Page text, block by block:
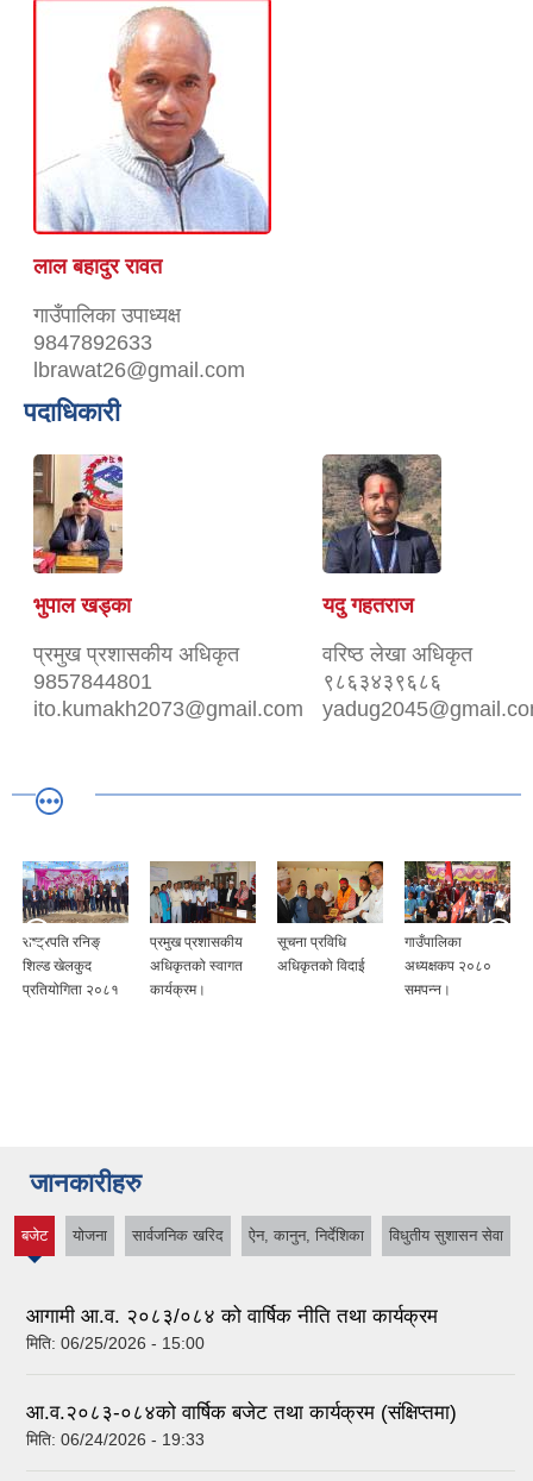
लाल बहादुर रावत
गाउँपालिका उपाध्यक्ष
9847892633
lbrawat26@gmail.com
पदाधिकारी
भुपाल खड्का
प्रमुख प्रशासकीय अधिकृत
9857844801
ito.kumakh2073@gmail.com
यदु गहतराज
वरिष्ठ लेखा अधिकृत
९८६३४३९६८६
राष्ट्रपति रनिङ्
शिल्ड खेलकुद
प्रतियोगिता २०८१
प्रमुख प्रशासकीय
अधिकृतको स्वागत
कार्यक्रम।
सूचना प्रविधि
अधिकृतको विदाई
गाउँपालिका
अध्यक्षकप २०८०
समपन्न।
जानकारीहरु
बजेट योजना सार्वजनिक खरिद ऐन, कानुन, निर्देशिका विधुतीय सुशासन सेवा
आगामी आ.व. २०८३/०८४ को वार्षिक नीति तथा कार्यक्रम
मिति: 06/25/2026 - 15:00
आ.व.२०८३-०८४को वार्षिक बजेट तथा कार्यक्रम (संक्षिप्तमा)
मिति: 06/24/2026 - 19:33